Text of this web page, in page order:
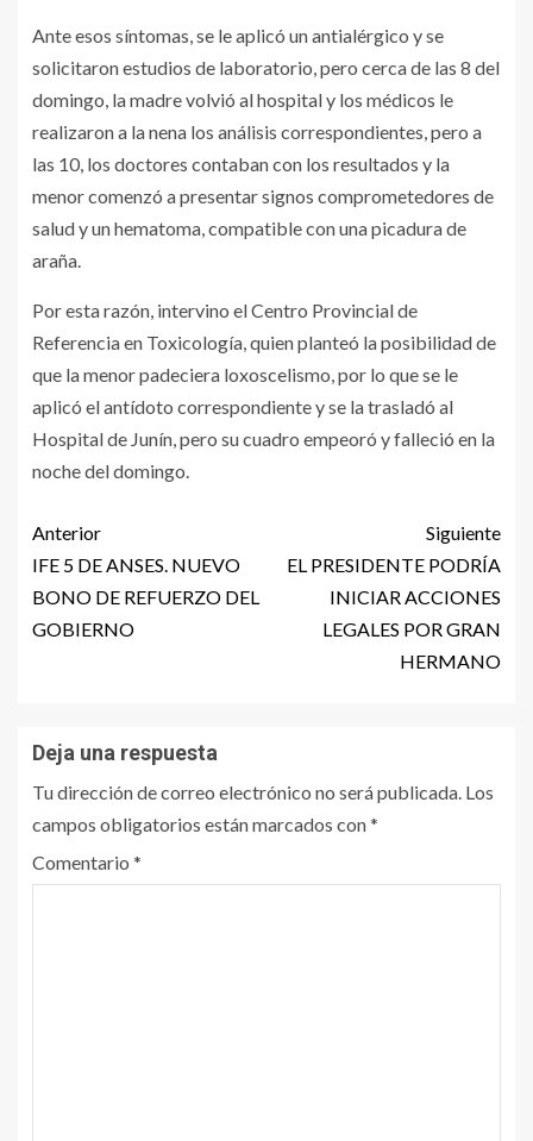
Ante esos síntomas, se le aplicó un antialérgico y se
solicitaron estudios de laboratorio, pero cerca de las 8 del
domingo, la madre volvió al hospital y los médicos le
realizaron a la nena los análisis correspondientes, pero a
las 10, los doctores contaban con los resultados y la
menor comenzó a presentar signos comprometedores de
salud y un hematoma, compatible con una picadura de
araña.
Por esta razón, intervino el Centro Provincial de
Referencia en Toxicología, quien planteó la posibilidad de
que la menor padeciera loxoscelismo, por lo que se le
aplicó el antídoto correspondiente y se la trasladó al
Hospital de Junín, pero su cuadro empeoró y falleció en la
noche del domingo.
Anterior
IFE 5 DE ANSES. NUEVO
BONO DE REFUERZO DEL
GOBIERNO
Siguiente
EL PRESIDENTE PODRÍA
INICIAR ACCIONES
LEGALES POR GRAN
HERMANO
Deja una respuesta
Tu dirección de correo electrónico no será publicada. Los
campos obligatorios están marcados con*
Comentario *